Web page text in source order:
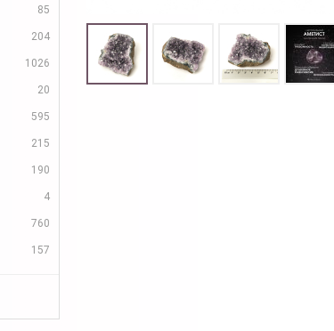
85
204
1026
20
595
215
190
4
760
157